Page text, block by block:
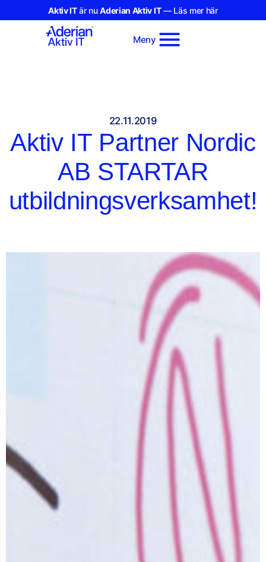
Aktiv ITär nuAderian Aktiv IT— Läs mer här
Meny
22.11.2019
Aktiv IT Partner Nordic
AB STARTAR
utbildningsverksamhet!